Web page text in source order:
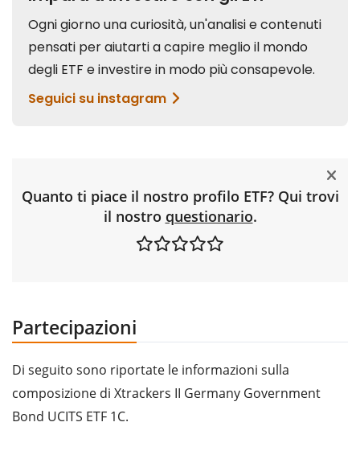
Quanto ti piace il nostro profilo ETF? Qui trovi
il nostro questionario.
Partecipazioni
Di seguito sono riportate le informazioni sulla
composizione di Xtrackers II Germany Government
Bond UCITS ETF 1C.